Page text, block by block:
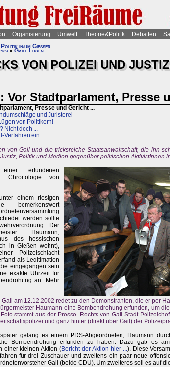
Organisierung Umwelt Theorie&Politik Debatten
Politik in/um Gießen
» Gaile Lügen
VON POLIZEI UND
Vor Stadtparlament, Presse
Presse und Gericht ...
und Juristerei
von Politikern!
Nicht doch ...
Verfahren ein
von Gail und die tricksreiche Staatsanwaltschaft, die ihn
Politik und Medien gegenüber politischen AktivistInnen
erfundenen
Chronologie von
einem riesigen
bemerkenswert
werden sollte
Der
Haumann,
des hessischen
in Gießen wohnt),
Polizeischlacht
als Legitimation
eingegangen sein
exakte Uhrzeit für
an. Mehr
Gail am 12.12.2002 redet zu den Demonstranten, die er per
Haumann eine Bombendrohung erfunden, um
stammt aus der Presse. Rechts von Gail Stadt-
und ganz hinter (direkt über Gail) der
gelang es einem PDS-Abgeordneten, Haumann
Bombendrohung erfunden zu haben. Dazu gab es
einer kleinen Aktion (Bericht der Aktion hier ...). Diese
für drei Zuschauer und zweitens ein paar neue
Gail (beide CDU). Um zweiteres soll es auf